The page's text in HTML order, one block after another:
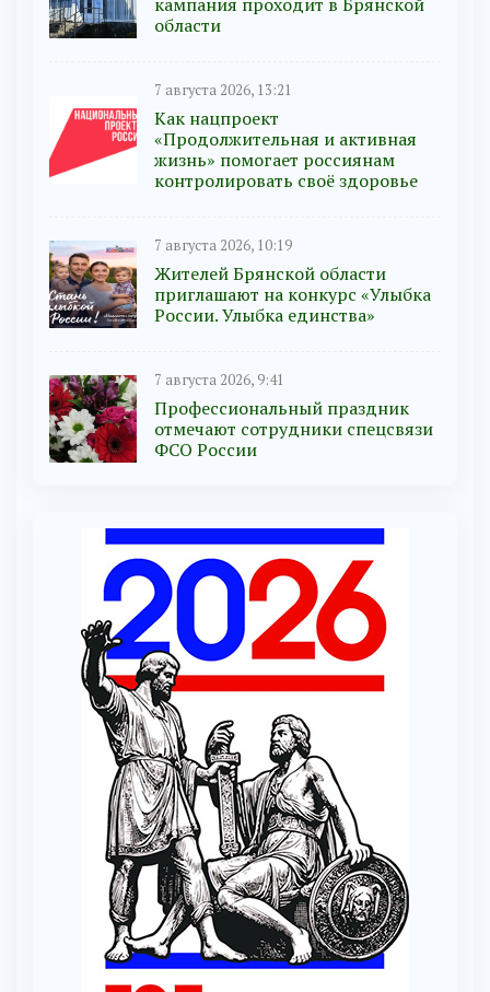
области
7 августа 2026, 13:21
Как нацпроект
«Продолжительная и активная
жизнь» помогает россиянам
контролировать своё здоровье
7 августа 2026, 10:19
Жителей Брянской области
приглашают на конкурс «Улыбка
России. Улыбка единства»
7 августа 2026, 9:41
Профессиональный праздник
отмечают сотрудники спецсвязи
ФСО России